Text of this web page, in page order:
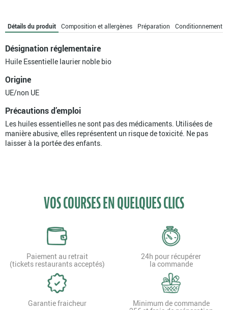
noble
bio
Détails du produit Composition et allergènes Préparation Conditionnement
Désignation réglementaire
Huile Essentielle laurier noble bio
Origine
UE/non UE
Précautions d’emploi
Les huiles essentielles ne sont pas des médicaments. Utilisées de
manière abusive, elles représentent un risque de toxicité. Ne pas
laisser à la portée des enfants.
VOS COURSES EN QUELQUES CLICS
Paiement au retrait
(tickets restaurants acceptés)
24h pour récupérer
la commande
Garantie fraicheur Minimum de commande